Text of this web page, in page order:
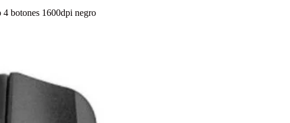
botones 1600dpi negro